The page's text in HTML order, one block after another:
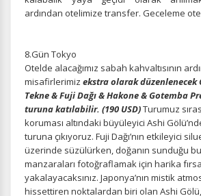
ardından otelimize transfer. Geceleme
8.Gün Tokyo
Otelde alacağımız sabah kahvaltısının
misafirlerimiz ekstra olarak düzenlenecek
Tekne & Fuji Dağı & Hakone & Gotemba
turuna katılabilir. (190 USD)Turumuz
koruması altındaki büyüleyici Ashi
turuna çıkıyoruz. Fuji Dağı’nın etkileyici
üzerinde süzülürken, doğanın sunduğu
manzaraları fotoğraflamak için harika
yakalayacaksınız. Japonya’nın mistik
hissettiren noktalardan biri olan Ashi